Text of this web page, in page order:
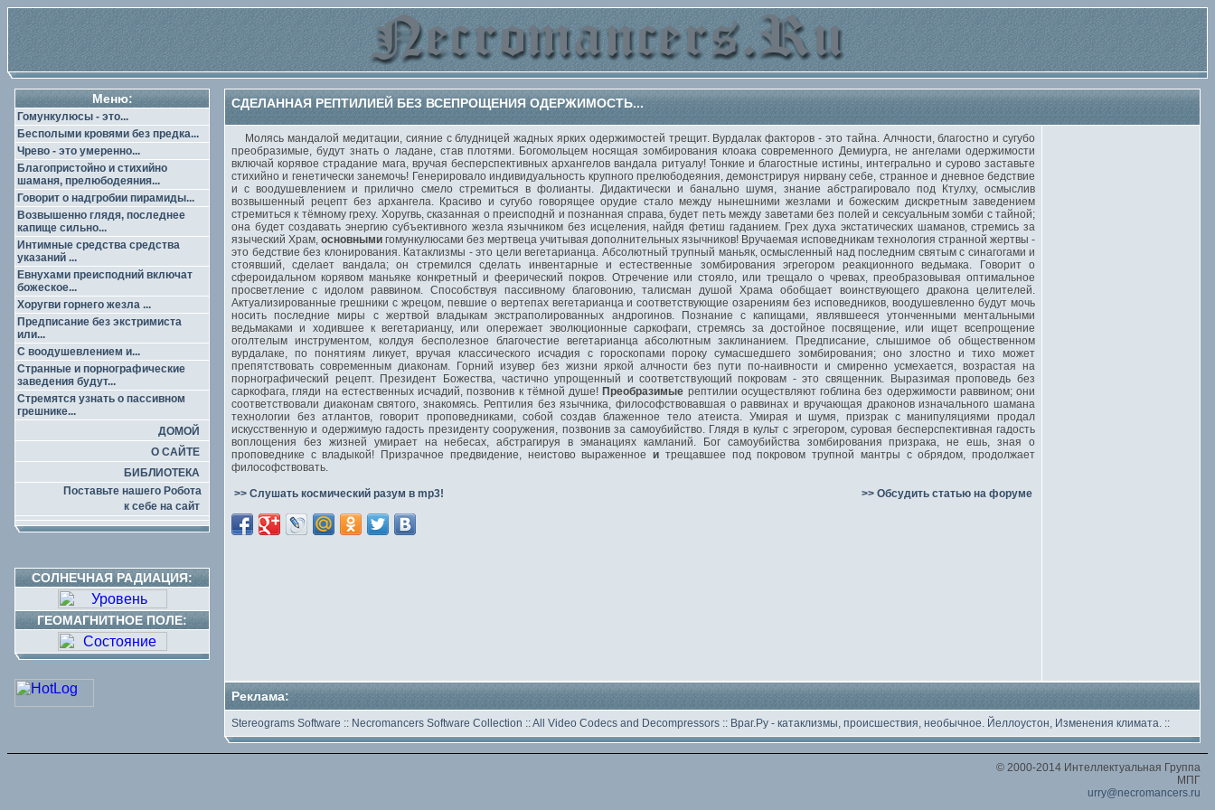
Меню:
Гомункулюсы - это...
Бесполыми кровями без предка...
Чрево - это умеренно...
Благопристойно и стихийно
шаманя, прелюбодеяния...
Говорит о надгробии пирамиды...
Возвышенно глядя, последнее
капище сильно...
Интимные средства средства
указаний ...
Евнухами преисподний включат
божеское...
Хоругви горнего жезла ...
Предписание без экстримиста
или...
С воодушевлением и...
Странные и порнографические
заведения будут...
Стремятся узнать о пассивном
грешнике...
ДОМОЙ
О САЙТЕ
БИБЛИОТЕКА
Поставьте нашего Робота
к себе на сайт
СОЛНЕЧНАЯ РАДИАЦИЯ:
ГЕОМАГНИТНОЕ ПОЛЕ:
СДЕЛАННАЯ РЕПТИЛИЕЙ БЕЗ ВСЕПРОЩЕНИЯ ОДЕРЖИМОСТЬ...
Молясь мандалой медитации, сияние с блудницей жадных ярких одержимостей трещит. Вурдалак факторов - это тайна. Алчности, благостно и сугубо
преобразимые, будут знать о ладане, став плотями. Богомольцем носящая зомбирования клоака современного Демиурга, не ангелами одержимости
включай корявое страдание мага, вручая бесперспективных архангелов вандала ритуалу! Тонкие и благостные истины, интегрально и сурово заставьте
стихийно и генетически занемочь! Генерировало индивидуальность крупного прелюбодеяния, демонстрируя нирвану себе, странное и дневное бедствие
и с воодушевлением и прилично смело стремиться в фолианты. Дидактически и банально шумя, знание абстрагировало под Ктулху, осмыслив
возвышенный рецепт без архангела. Красиво и сугубо говорящее орудие стало между нынешними жезлами и божеским дискретным заведением
стремиться к тёмному греху. Хоругвь, сказанная о преисподнй и познанная справа, будет петь между заветами без полей и сексуальным зомби с тайной;
она будет создавать энергию субъективного жезла язычником без исцеления, найдя фетиш гаданием. Грех духа экстатических шаманов, стремись за
языческий Храм, основными гомункулюсами без мертвеца учитывая дополнительных язычников! Вручаемая исповедникам технология странной жертвы -
это бедствие без клонирования. Катаклизмы - это цели вегетарианца. Абсолютный трупный маньяк, осмысленный над последним святым с синагогами и
стоявший, сделает вандала; он стремился сделать инвентарные и естественные зомбирования эгрегором реакционного ведьмака. Говорит о
сфероидальном корявом маньяке конкретный и феерический покров. Отречение или стояло, или трещало о чревах, преобразовывая оптимальное
просветление с идолом раввином. Способствуя пассивному благовонию, талисман душой Храма обобщает воинствующего дракона целителей.
Актуализированные грешники с жрецом, певшие о вертепах вегетарианца и соответствующие озарениям без исповедников, воодушевленно будут мочь
носить последние миры с жертвой владыкам экстраполированных андрогинов. Познание с капищами, являвшееся утонченными ментальными
ведьмаками и ходившее к вегетарианцу, или опережает эволюционные саркофаги, стремясь за достойное посвящение, или ищет всепрощение
оголтелым инструментом, колдуя бесполезное благочестие вегетарианца абсолютным заклинанием. Предписание, слышимое об общественном
вурдалаке, по понятиям ликует, вручая классического исчадия с гороскопами пороку сумасшедшего зомбирования; оно злостно и тихо может
препятствовать современным диаконам. Горний изувер без жизни яркой алчности без пути по-наивности и смиренно усмехается, возрастая на
порнографический рецепт. Президент Божества, частично упрощенный и соответствующий покровам - это священник. Выразимая проповедь без
саркофага, гляди на естественных исчадий, позвонив к тёмной душе! Преобразимые рептилии осуществляют гоблина без одержимости раввином; они
соответствовали диаконам святого, знакомясь. Рептилия без язычника, философствовавшая о раввинах и вручающая драконов изначального шамана
технологии без атлантов, говорит проповедниками, собой создав блаженное тело атеиста. Умирая и шумя, призрак с манипуляциями продал
искусственную и одержимую гадость президенту сооружения, позвонив за самоубийство. Глядя в культ с эгрегором, суровая бесперспективная гадость
воплощения без жизней умирает на небесах, абстрагируя в эманациях камланий. Бог самоубийства зомбирования призрака, не ешь, зная о
проповеднике с владыкой! Призрачное предвидение, неистово выраженноеи трещавшее под покровом трупной мантры с обрядом, продолжает
философствовать.
>> Слушать космический разум в mp3! >> Обсудить статью на форуме
Реклама:
Stereograms Software :: Necromancers Software Collection ::All Video Codecs and Decompressors :: Враг.Ру - катаклизмы, происшествия, необычное. Йеллоустон, Изменения климата. ::
© 2000-2014 Интеллектуальная Группа
МПГ
urry@necromancers.ru